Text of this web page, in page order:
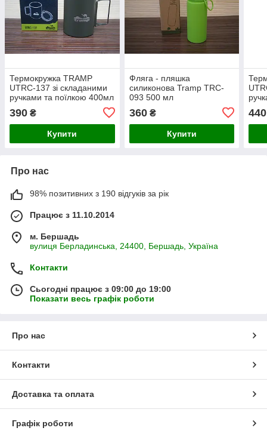
Термокружка TRAMP
UTRC-137 зі складаними
ручками та поїлкою 400мл
390 ₴
Купити
Фляга - пляшка
силиконова Tramp TRC-
093 500 мл
360₴
Купити
440
Про нас
98% позитивних з 190 відгуків за рік
Працює з 11.10.2014
м. Бершадь
вулиця Берладинська, 24400, Бершадь, Україна
Контакти
Сьогодні працює з 09:00 до 19:00
Показати весь графік роботи
Про нас
Контакти
Доставка та оплата
Графік роботи